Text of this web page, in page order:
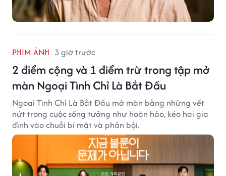
PHIM ẢNH 3 giờ trước
2 điểm cộng và 1 điểm trừ trong tập mở
màn Ngoại Tình Chỉ Là Bắt Đầu
Ngoại Tình Chỉ Là Bắt Đầu mở màn bằng những vết
nứt trong cuộc sống tưởng như hoàn hảo, kéo hai gia
đình vào chuỗi bí mật và phản bội.